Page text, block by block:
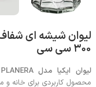
۳۰۰ سی‌ سی
لیوان ایکیا مدلPLANERA
محصول کاربردی برای خانه و